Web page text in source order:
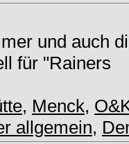
und auch
für "Rainers
, Menck,
allgemein,